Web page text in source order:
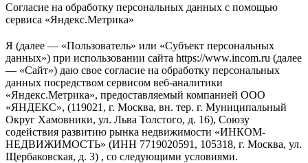
Согласие на обработку персональных данных с помощью
сервиса «Яндекс.Метрика»
Я (далее — «Пользователь» или «Субъект персональных
данных») при использовании сайта https://www.incom.ru (далее
— «Сайт») даю свое согласие на обработку персональных
данных посредством сервисом веб-аналитики
«Яндекс.Метрика», предоставляемый компанией ООО
«ЯНДЕКС», (119021, г. Москва, вн. тер. г. Муниципальный
Округ Хамовники, ул. Льва Толстого, д. 16), Союзу
содействия развитию рынка недвижимости «ИНКОМ-
НЕДВИЖИМОСТЬ» (ИНН 7719020591, 105318, г. Москва, ул.
Щербаковская, д. 3) , со следующими условиями.